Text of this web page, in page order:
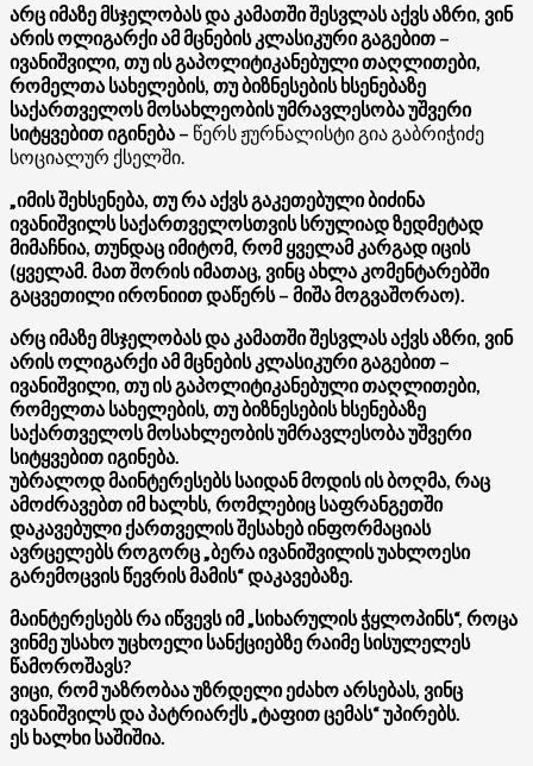
არც იმაზე მსჯელობას და კამათში შესვლას აქვს აზრი, ვინ
არის ოლიგარქი ამ მცნების კლასიკური გაგებით –
ივანიშვილი, თუ ის გაპოლიტიკანებული თაღლითები,
რომელთა სახელების, თუ ბიზნესების ხსენებაზე
საქართველოს მოსახლეობის უმრავლესობა უშვერი
სიტყვებით იგინება – წერს ჟურნალისტი გია გაბრიჭიძე
სოციალურ ქსელში.
„იმის შეხსენება, თუ რა აქვს გაკეთებული ბიძინა
ივანიშვილს საქართველოსთვის სრულიად ზედმეტად
მიმაჩნია, თუნდაც იმიტომ, რომ ყველამ კარგად იცის
(ყველამ. მათ შორის იმათაც, ვინც ახლა კომენტარებში
გაცვეთილი ირონიით დაწერს – მიშა მოგვაშორაო).
არც იმაზე მსჯელობას და კამათში შესვლას აქვს აზრი, ვინ
არის ოლიგარქი ამ მცნების კლასიკური გაგებით –
ივანიშვილი, თუ ის გაპოლიტიკანებული თაღლითები,
რომელთა სახელების, თუ ბიზნესების ხსენებაზე
საქართველოს მოსახლეობის უმრავლესობა უშვერი
სიტყვებით იგინება.
უბრალოდ მაინტერესებს საიდან მოდის ის ბოღმა, რაც
ამოძრავებთ იმ ხალხს, რომლებიც საფრანგეთში
დაკავებული ქართველის შესახებ ინფორმაციას
ავრცელებს როგორც „ბერა ივანიშვილის უახლოესი
გარემოცვის წევრის მამის“ დაკავებაზე.
მაინტერესებს რა იწვევს იმ „სიხარულის ჭყლოპინს“, როცა
ვინმე უსახო უცხოელი სანქციებზე რაიმე სისულელეს
წამოროშავს?
ვიცი, რომ უაზრობაა უზრდელი ეძახო არსებას, ვინც
ივანიშვილს და პატრიარქს „ტაფით ცემას“ უპირებს.
ეს ხალხი საშიშია.